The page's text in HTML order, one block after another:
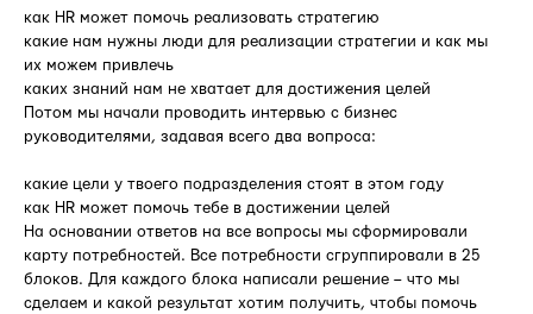
как HR может помочь реализовать стратегию
какие нам нужны люди для реализации стратегии и как мы
их можем привлечь
каких знаний нам не хватает для достижения целей
Потом мы начали проводить интервью с бизнес
руководителями, задавая всего два вопроса:
какие цели у твоего подразделения стоят в этом году
как HR может помочь тебе в достижении целей
На основании ответов на все вопросы мы сформировали
карту потребностей. Все потребности сгруппировали в 25
блоков. Для каждого блока написали решение – что мы
сделаем и какой результат хотим получить, чтобы помочь